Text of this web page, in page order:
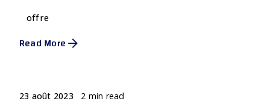
offre
Read More
Posted by
23 août 2023 2 min read